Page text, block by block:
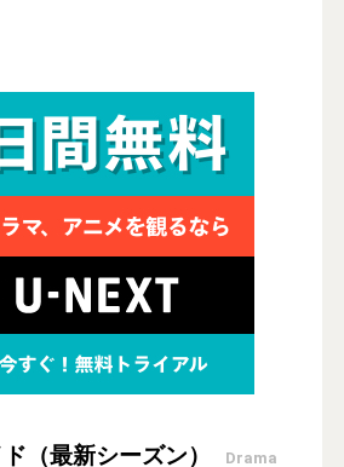
（最新シーズン） Drama